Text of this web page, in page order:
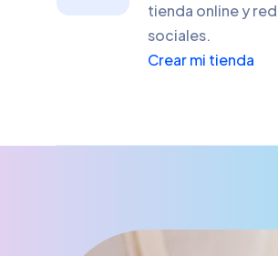
tienda online y
sociales.
Crear mi tienda